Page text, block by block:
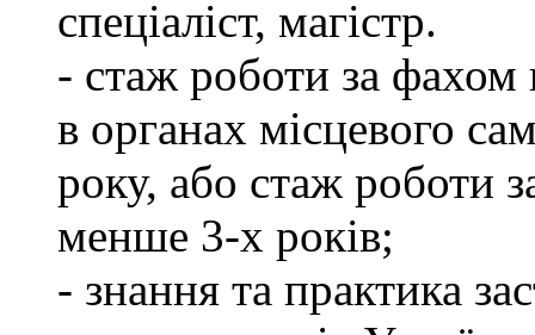
спеціаліст, магістр.
- стаж роботи за фахом
в органах місцевого
року, або стаж роботи
менше 3-х років;
- знання та практика